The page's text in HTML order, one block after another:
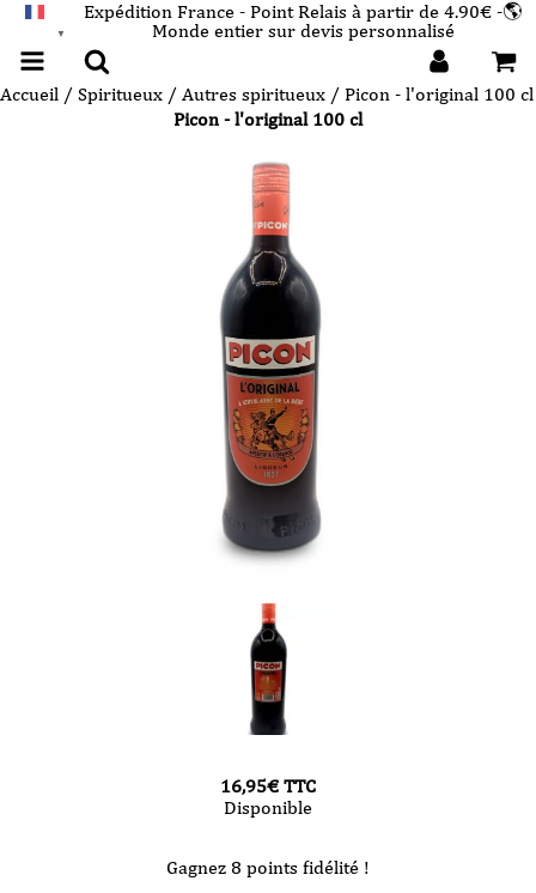
▼
Expédition France - Point Relais à partir de 4.90€ -🌎
Monde entier sur devis personnalisé
Accueil / Spiritueux / Autres spiritueux / Picon - l'original 100 cl
Picon - l'original 100 cl
16,95€ TTC
Disponible
Gagnez 8 points fidélité !